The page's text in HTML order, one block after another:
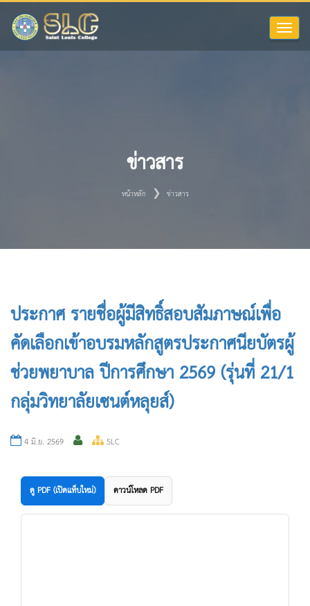
Toggle
ข่าวสาร
หน้าหลัก ข่าวสาร
ประกาศ รายชื่อผู้มีสิทธิ์สอบสัมภาษณ์เพื่อ
คัดเลือกเข้าอบรมหลักสูตรประกาศนียบัตรผู้
ช่วยพยาบาล ปีการศึกษา 2569 (รุ่นที่ 21/1
กลุ่มวิทยาลัยเซนต์หลุยส์)
4 มิ.ย. 2569 SLC
ดู PDF (เปิดแท็บใหม่) ดาวน์โหลด PDF